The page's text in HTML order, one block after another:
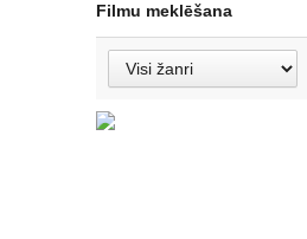
Filmu meklēšana